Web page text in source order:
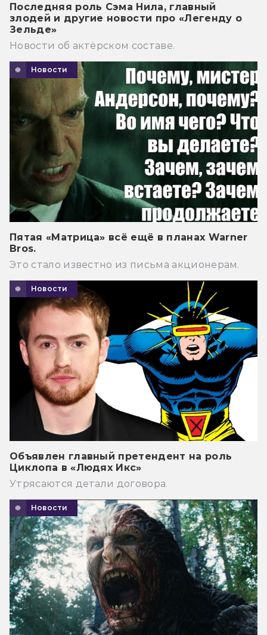
Последняя роль Сэма Нила, главный
злодей и другие новости про «Легенду о
Зельде»
Новости об актёрском составе.
Новости
Пятая «Матрица» всё ещё в планах Warner
Bros.
Это стало известно из письма акционерам.
Новости
Объявлен главный претендент на роль
Циклопа в «Людях Икс»
Утрясаются детали договора.
Новости